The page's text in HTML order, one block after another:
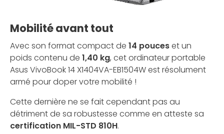
Mobilité avant tout
Avec son format compact de 14 pouceset un
poids contenu de 1,40 kg, cet ordinateur portable
Asus VivoBook 14 X1404VA-EB1504W est résolument
armé pour doper votre mobilité !
Cette dernière ne se fait cependant pas au
détriment de sa robustesse comme en atteste sa
certification MIL-STD 810H.